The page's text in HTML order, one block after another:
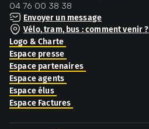
04 76 00 38 38
Envoyer un message
Vélo, tram, bus : comment venir ?
Logo & Charte
Espace presse
Espace partenaires
Espace agents
Espace élus
Espace Factures